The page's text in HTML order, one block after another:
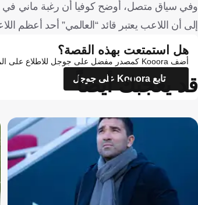
وفي سياق متصل، أوضح كوفيا أن رغبة ماني في
إلى أن اللاعب يعتبر قائد “العالمي” أحد أعظم
هل استمتعت بهذه القصة؟
أضف Kooora كمصدر مفضل على جوجل للاطلاع على المزيد من تقاريرنا
تابع Kooora على جوجل
قد يعجبك أيضاً